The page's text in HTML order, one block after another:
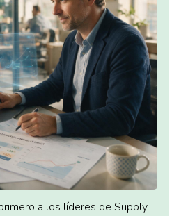
a los líderes de Supply